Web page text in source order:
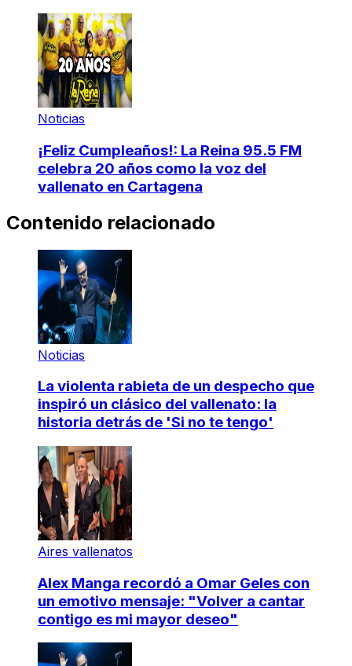
Noticias
¡Feliz Cumpleaños!: La Reina 95.5 FM
celebra 20 años como la voz del
vallenato en Cartagena
Contenido relacionado
Noticias
La violenta rabieta de un despecho que
inspiró un clásico del vallenato: la
historia detrás de 'Si no te tengo'
Aires vallenatos
Alex Manga recordó a Omar Geles con
un emotivo mensaje: "Volver a cantar
contigo es mi mayor deseo"